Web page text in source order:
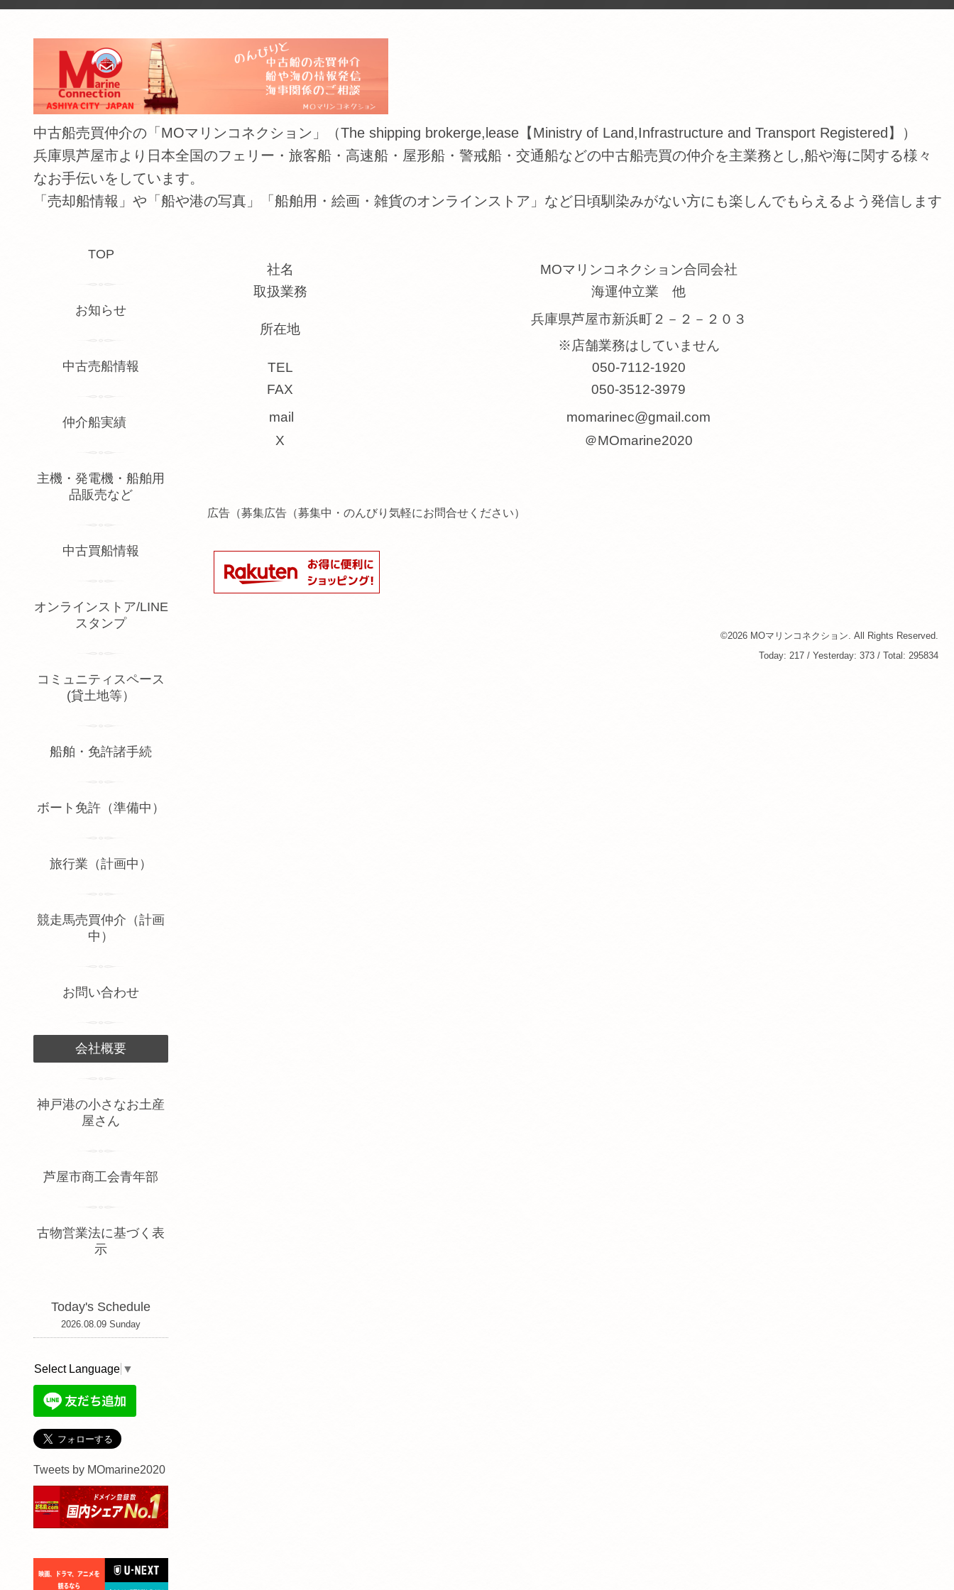
中古船売買仲介の「MOマリンコネクション」（The shipping brokerge,lease【Ministry of Land,Infrastructure and Transport Registered】）
兵庫県芦屋市より日本全国のフェリー・旅客船・高速船・屋形船・警戒船・交通船などの中古船売買の仲介を主業務とし,船や海に関する様々
なお手伝いをしています。
「売却船情報」や「船や港の写真」「船舶用・絵画・雑貨のオンラインストア」など日頃馴染みがない方にも楽しんでもらえるよう発信します
社名
MOマリンコネクション合同会社
取扱業務
海運仲立業 他
所在地
兵庫県芦屋市新浜町２－２－２０３
※店舗業務はしていません
TEL
050-7112-1920
FAX
050-3512-3979
mail
momarinec@gmail.com
X
＠MOmarine2020
広告（募集広告（募集中・のんびり気軽にお問合せください）
©2026 MOマリンコネクション. All Rights Reserved.
Today: 217 / Yesterday: 373 / Total: 295834
TOP
お知らせ
中古売船情報
仲介船実績
主機・発電機・船舶用
品販売など
中古買船情報
オンラインストア/LINE
スタンプ
コミュニティスペース
(貸土地等）
船舶・免許諸手続
ボート免許（準備中）
旅行業（計画中）
競走馬売買仲介（計画
中）
お問い合わせ
会社概要
神戸港の小さなお土産
屋さん
芦屋市商工会青年部
古物営業法に基づく表
示
Today's Schedule
2026.08.09 Sunday
Select Language ▼
Tweets by MOmarine2020